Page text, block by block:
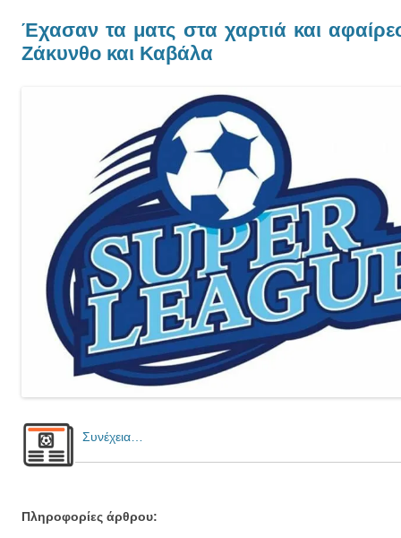
Έχασαν τα ματς στα χαρτιά και
Ζάκυνθο και Καβάλα
Συνέχεια…
Πληροφορίες άρθρου: